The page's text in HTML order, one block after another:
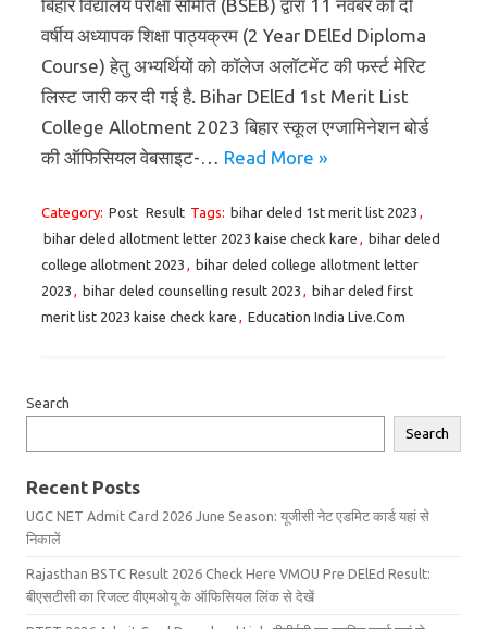
बिहार विद्यालय परीक्षा समिति (BSEB) द्वारा 11 नवंबर को दो
वर्षीय अध्यापक शिक्षा पाठ्यक्रम (2 Year DElEd Diploma
Course) हेतु अभ्यर्थियों को कॉलेज अलॉटमेंट की फर्स्ट मेरिट
लिस्ट जारी कर दी गई है. Bihar DElEd 1st Merit List
College Allotment 2023 बिहार स्कूल एग्जामिनेशन बोर्ड
की ऑफिसियल वेबसाइट-… Read More »
Category: Post Result Tags: bihar deled 1st merit list 2023 ,
bihar deled allotment letter 2023 kaise check kare , bihar deled
college allotment 2023 , bihar deled college allotment letter
2023 , bihar deled counselling result 2023 , bihar deled first
merit list 2023 kaise check kare , Education India Live.Com
Search
Search
Recent Posts
UGC NET Admit Card 2026 June Season: यूजीसी नेट एडमिट कार्ड यहां से
निकालें
Rajasthan BSTC Result 2026 Check Here VMOU Pre DElEd Result:
बीएसटीसी का रिजल्ट वीएमओयू के ऑफिसियल लिंक से देखें